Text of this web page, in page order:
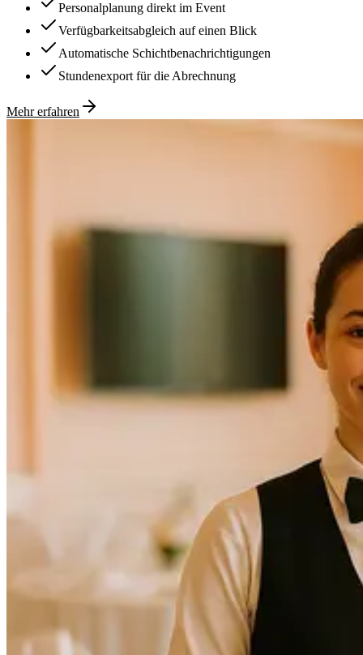
Personalplanung direkt im Event
Verfügbarkeitsabgleich auf einen Blick
Automatische Schichtbenachrichtigungen
Stundenexport für die Abrechnung
Mehr erfahren